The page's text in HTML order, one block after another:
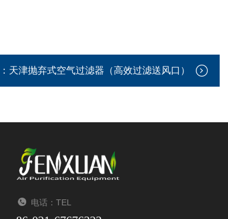
天津抛弃式空气过滤器（高效过滤送风口）
电话：TEL